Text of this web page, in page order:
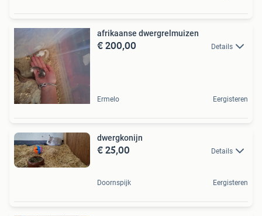
afrikaanse dwergrelmuizen
€ 200,00 Details
Ermelo Eergisteren
dwergkonijn
€ 25,00 Details
Doornspijk Eergisteren